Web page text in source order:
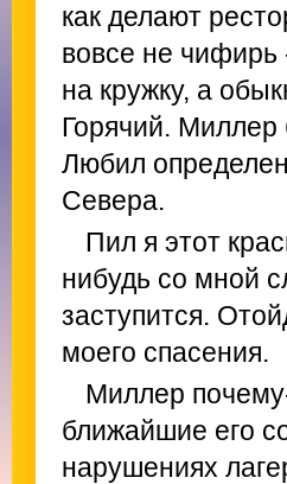
как делают
вовсе не чифирь
на кружку, а
Горячий. Миллер
Любил
Севера.
Пил я этот
нибудь со мной
заступится.
моего спасения.
Миллер
ближайшие его
нарушениях